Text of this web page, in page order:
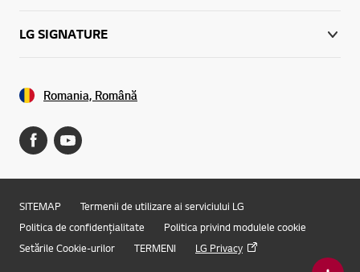
LG SIGNATURE
Romania, Română
SITEMAP
Termenii de utilizare ai serviciului LG
Politica de confidențialitate
Politica privind modulele cookie
Setările Cookie-urilor
TERMENI
LG Privacy